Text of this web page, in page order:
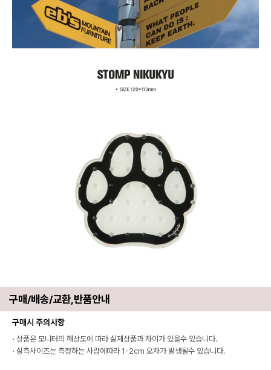
구매/배송/교환,반품안내
구매시 주의사항
· 상품은 모니터의 해상도에 따라 실제상품과 차이가 있을수 있습니다.
· 실측사이즈는 측정하는 사람에따라 1-2cm 오차가 발생될수 있습니다.